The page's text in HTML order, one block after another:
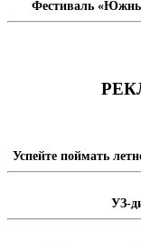
Фестиваль
Успейте поймать
УЗ-